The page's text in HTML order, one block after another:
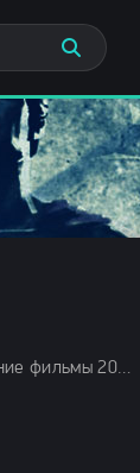
Мелодрамы 2024 / Зарубежные фильмы 2024 / Фильмы декабря 2024 / Новинки кино 2024 / Последние фильмы 2024 / Фильмы 2024 / Новогодние фильмы / Смотреть фильмы онлайн